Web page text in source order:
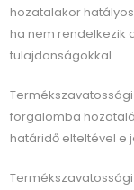
hozatalakor
ha nem rendelkezik
tulajdonságokkal.
forgalomba
határidő elteltével e